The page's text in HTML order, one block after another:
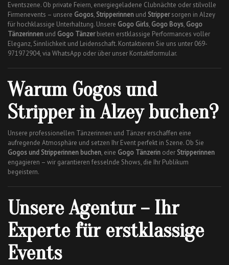
Eventszene. Ob private Feiern, energiegeladene Clubnächte oder stilvolle
Firmenevents – unsere Gogos, Stripperinnen und Strippersorgen in Alzey
für hochklassige Unterhaltung. Unsere Gogo Girls, Gogo Boys, Gogo
Tänzerinnen und Gogo Tänzerbieten erstklassige Performances voller
Eleganz, Sinnlichkeit und Leidenschaft. Kontaktieren Sie uns unter 069-
971972904, via WhatsApp oder über unser Kontaktformular.
Warum Gogos und
Stripper in Alzey buchen?
Unsere professionellen Tänzerinnen und Tänzer erschaffen eine
aufregende Atmosphäre und setzen Ihr Event perfekt in Szene. Ob Sie
Gogos und Stripperinnen buchen, eine Gogo Tänzerin oder Stripperinnen
engagieren – wir garantieren fesselnde Shows, die Ihr Publikum
begeistern.
Unsere Agentur – Ihr
Experte für erstklassige
Events